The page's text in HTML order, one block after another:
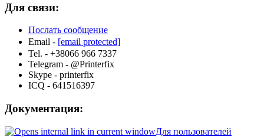
Для связи:
Послать сообщение
Email - [email protected]
Tel. - +38066 966 7337
Telegram - @Printerfix
Skype - printerfix
ICQ - 641516397
Документация:
Для пользователей